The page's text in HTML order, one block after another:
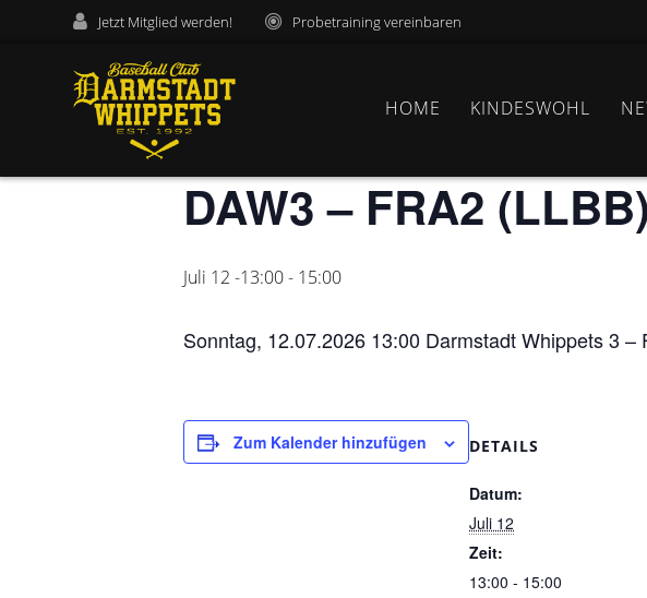
Jetzt Mitglied werden! Probetraining vereinbaren
HOME KINDESWOHL
Diese Veranstaltung hat bereits stattgefunden.
DAW3 – FRA2 (LLBB)
Juli 12 -13:00- 15:00
Sonntag, 12.07.2026 13:00 Darmstadt Whippets 3
Zum Kalender hinzufügen DETAILS
Datum:
Juli 12
Zeit:
13:00 - 15:00